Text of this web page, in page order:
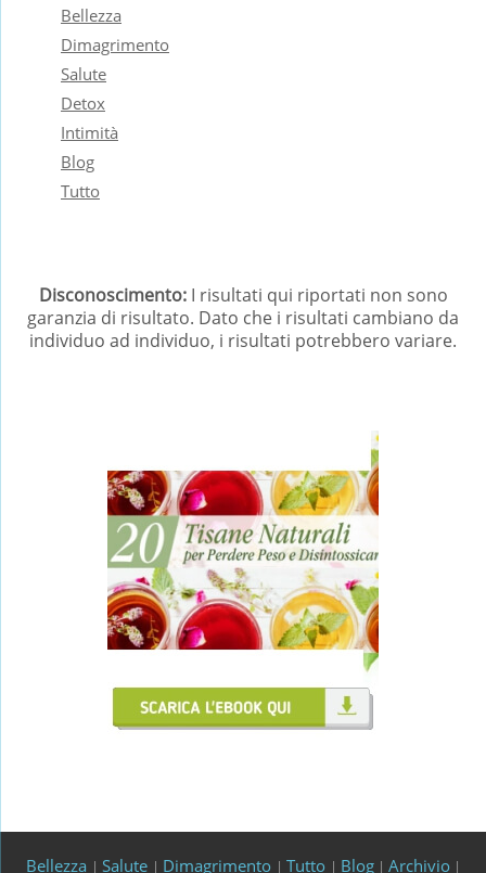
Bellezza
Dimagrimento
Salute
Detox
Intimità
Blog
Tutto
Disconoscimento:I risultati qui riportati non sono
garanzia di risultato. Dato che i risultati cambiano da
individuo ad individuo, i risultati potrebbero variare.
Bellezza | Salute | Dimagrimento | Tutto | Blog| Archivio|